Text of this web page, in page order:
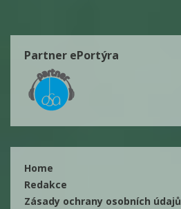
Partner ePortýra
Home
Redakce
Zásady ochrany osobních údajů